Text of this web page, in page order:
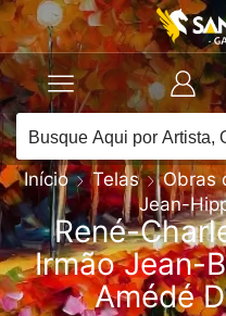
Início Telas Obras
Jean-
René-
Irmão Jean-
Amédé